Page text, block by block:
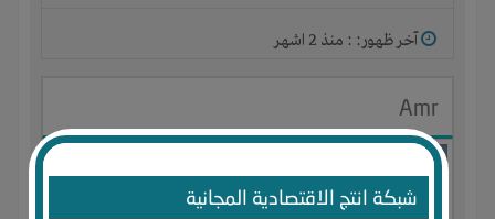
شبكة انتج الاقتصادية المجانية
آخر ظهور: : منذ 2 اشهر
Amr